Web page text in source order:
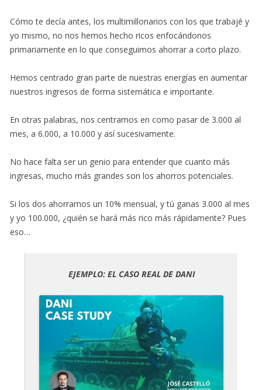
Cómo te decía antes, los multimillonarios con los que trabajé y
yo mismo, no nos hemos hecho ricos enfocándonos
primariamente en lo que conseguimos ahorrar a corto plazo.
Hemos centrado gran parte de nuestras energías en aumentar
nuestros ingresos de forma sistemática e importante.
En otras palabras, nos centramos en como pasar de 3.000 al
mes, a 6.000, a 10.000 y así sucesivamente.
No hace falta ser un genio para entender que cuanto más
ingresas, mucho más grandes son los ahorros potenciales.
Si los dos ahorramos un 10% mensual, y tú ganas 3.000 al mes
y yo 100.000, ¿quién se hará más rico más rápidamente? Pues
eso…
EJEMPLO: EL CASO REAL DE DANI